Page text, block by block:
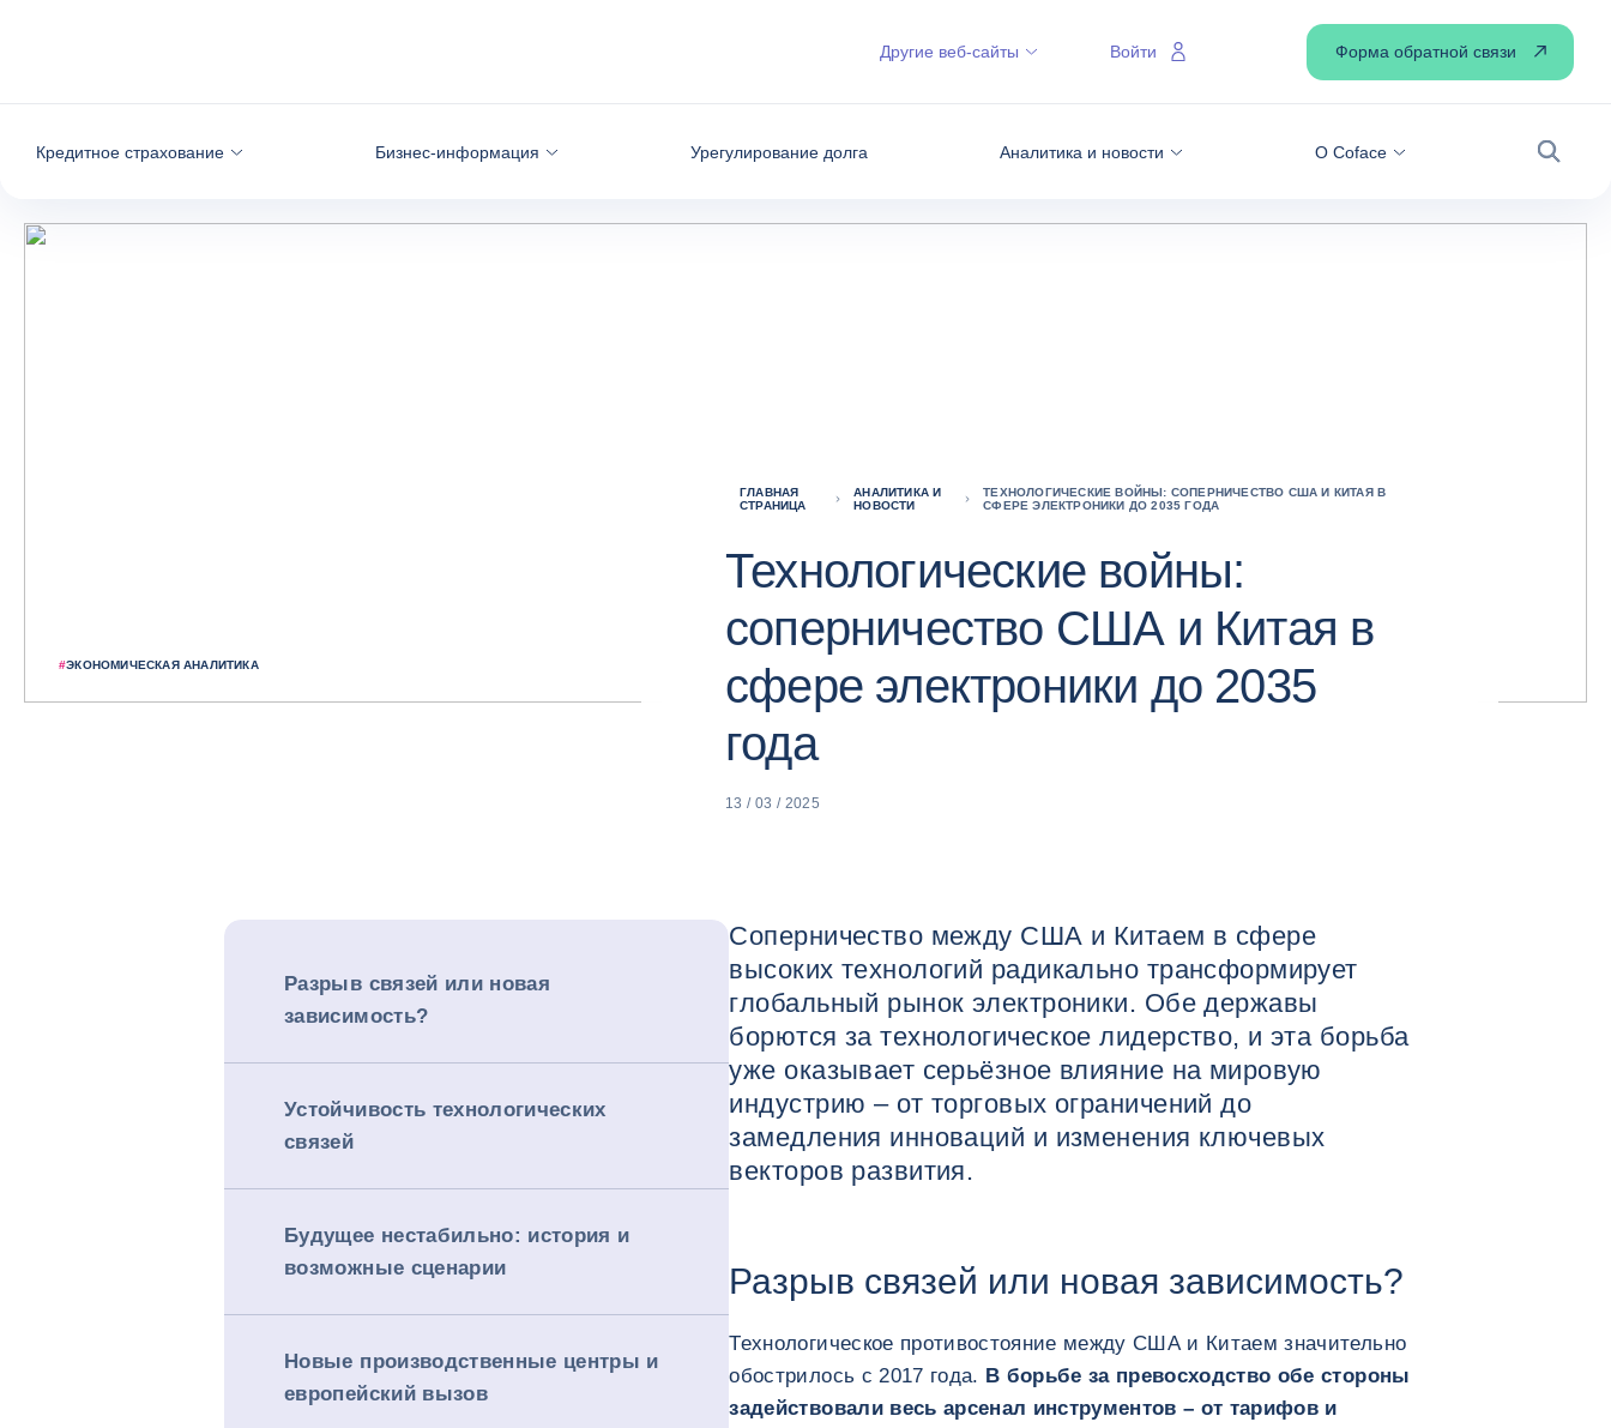
Кредитное страхование Бизнес-информация Урегулирование долга Аналитика и новости О Coface
Поиск
Другие веб-сайты Войти Форма обратной связи
#ЭКОНОМИЧЕСКАЯ АНАЛИТИКА
ГЛАВНАЯ
СТРАНИЦА
АНАЛИТИКА И
НОВОСТИ
ТЕХНОЛОГИЧЕСКИЕ ВОЙНЫ: СОПЕРНИЧЕСТВО США И КИТАЯ В
СФЕРЕ ЭЛЕКТРОНИКИ ДО 2035 ГОДА
Технологические войны:
соперничество США и Китая в
сфере электроники до 2035
года
13 / 03 / 2025
Разрыв связей или новая
зависимость?
Устойчивость технологических
связей
Будущее нестабильно: история и
возможные сценарии
Новые производственные центры и
европейский вызов
Соперничество между США и Китаем в сфере
высоких технологий радикально трансформирует
глобальный рынок электроники. Обе державы
борются за технологическое лидерство, и эта борьба
уже оказывает серьёзное влияние на мировую
индустрию – от торговых ограничений до
замедления инноваций и изменения ключевых
векторов развития.
Разрыв связей или новая зависимость?
Технологическое противостояние между США и Китаем значительно
обострилось с 2017 года. В борьбе за превосходство обе стороны
задействовали весь арсенал инструментов – от тарифов и